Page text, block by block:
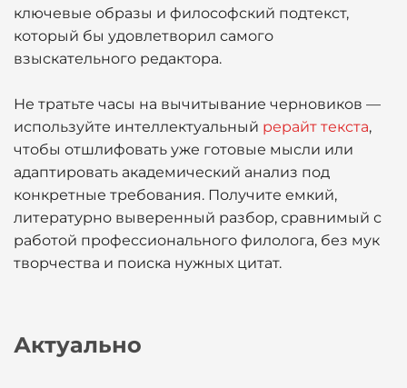
ключевые образы и философский подтекст,
который бы удовлетворил самого
взыскательного редактора.
Не тратьте часы на вычитывание черновиков —
используйте интеллектуальный рерайт текста,
чтобы отшлифовать уже готовые мысли или
адаптировать академический анализ под
конкретные требования. Получите емкий,
литературно выверенный разбор, сравнимый с
работой профессионального филолога, без мук
творчества и поиска нужных цитат.
Актуально